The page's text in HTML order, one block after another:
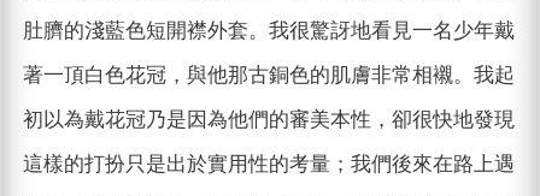
肚臍的淺藍色短開襟外套。我很驚訝地看見一名少年戴
著一頂白色花冠，與他那古銅色的肌膚非常相襯。我起
初以為戴花冠乃是因為他們的審美本性，卻很快地發現
這樣的打扮只是出於實用性的考量；我們後來在路上遇